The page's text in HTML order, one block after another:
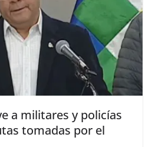
a militares y policías
tomadas por el